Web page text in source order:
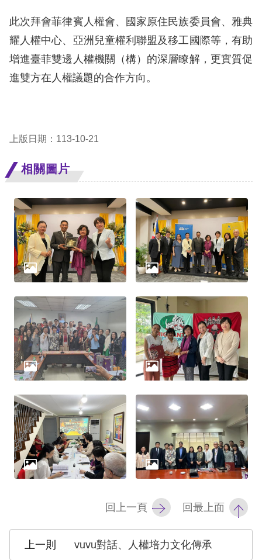
選
擇
語
兒少版
回
頁
網
站
導
網
站
安
全
政
策
隱
私
此次拜會菲律賓人權會、國家原住民族委員會、雅典
耀人權中心、亞洲兒童權利聯盟及移工國際等，有助
增進臺菲雙邊人權機關（構）的深層瞭解，更實質促
進雙方在人權議題的合作方向。
上版日期：113-10-21
相關圖片
回上一頁 回最上面
vuvu對話、人權培力文化傳承